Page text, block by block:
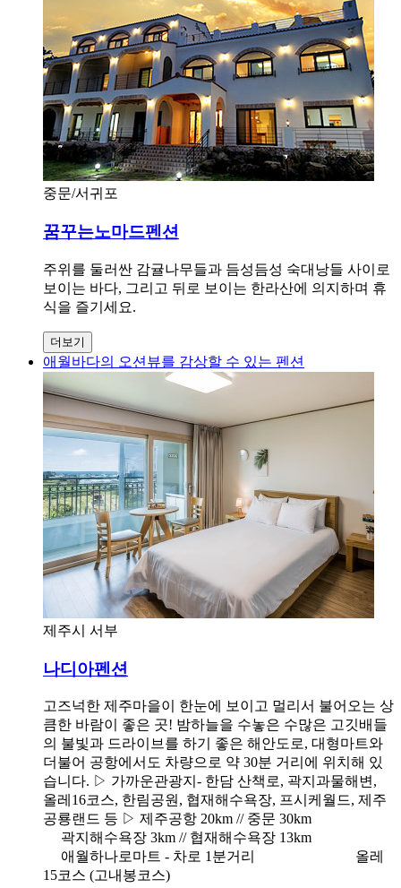
중문/서귀포
꿈꾸는노마드펜션
주위를 둘러싼 감귤나무들과 듬성듬성 숙대낭들 사이로
보이는 바다, 그리고 뒤로 보이는 한라산에 의지하며 휴
식을 즐기세요.
더보기
애월바다의 오션뷰를 감상할 수 있는 펜션
제주시 서부
나디아펜션
고즈넉한 제주마을이 한눈에 보이고 멀리서 불어오는 상
큼한 바람이 좋은 곳! 밤하늘을 수놓은 수많은 고깃배들
의 불빛과 드라이브를 하기 좋은 해안도로, 대형마트와
더불어 공항에서도 차량으로 약 30분 거리에 위치해 있
습니다. ▷ 가까운관광지- 한담 산책로, 곽지과물해변,
올레16코스, 한림공원, 협재해수욕장, 프시케월드, 제주
공룡랜드 등 ▷ 제주공항 20km // 중문 30km
곽지해수욕장 3km // 협재해수욕장 13km
애월하나로마트 - 차로 1분거리 올레
15코스 (고내봉코스)